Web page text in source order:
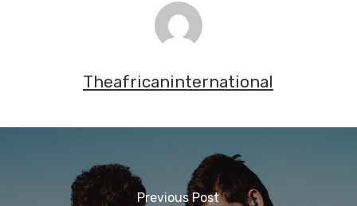
Theafricaninternational
Previous Post